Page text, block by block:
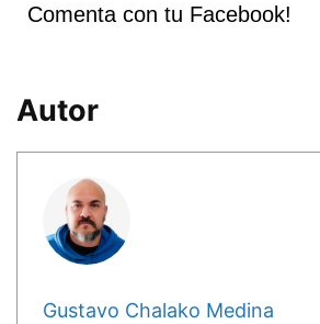
Comenta con tu Facebook!
Autor
Gustavo Chalako Medina